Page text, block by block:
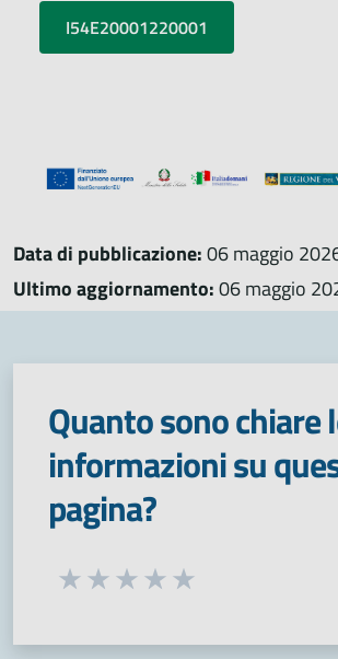
I54E20001220001
Data di pubblicazione:06 maggio
Ultimo aggiornamento:06 maggio
Quanto sono chiare
informazioni su
pagina?
Seleziona una valutazione